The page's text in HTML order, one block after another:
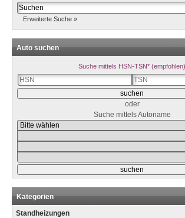
Erweiterte Suche »
Auto suchen
Suche mittels HSN-TSN* (empfohlen)
oder
Suche mittels Autoname
Kategorien
Standheizungen